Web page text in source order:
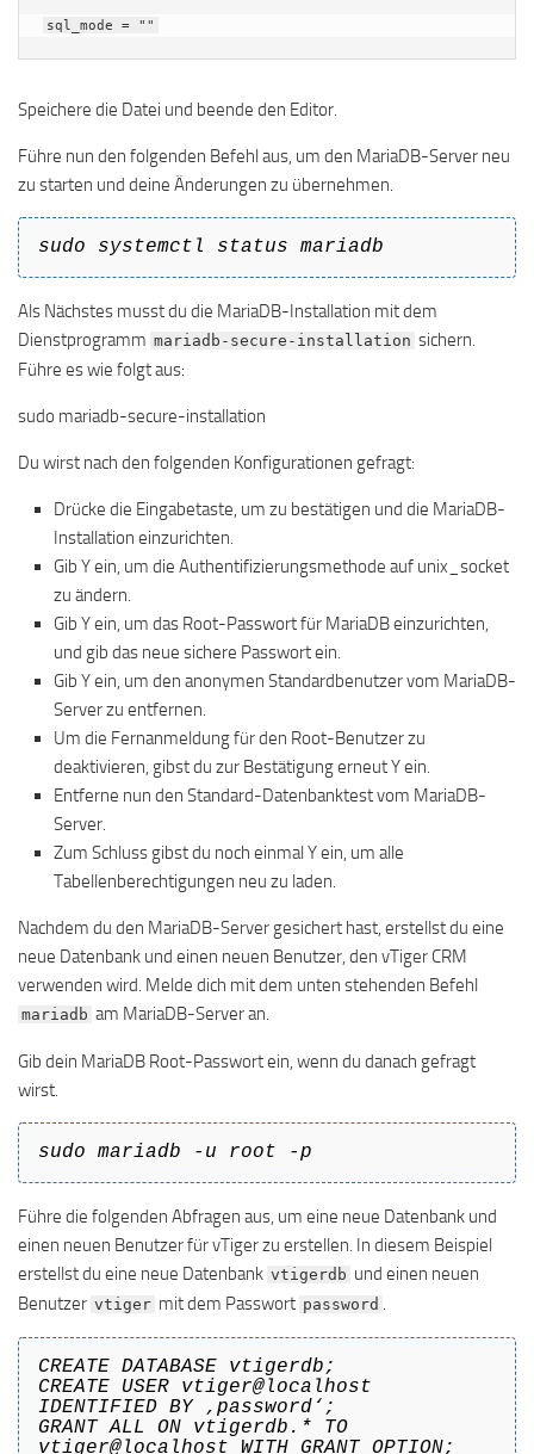
Speichere die Datei und beende den Editor.
Führe nun den folgenden Befehl aus, um den MariaDB-Server neu
zu starten und deine Änderungen zu übernehmen.
sudo systemctl status mariadb
Als Nächstes musst du die MariaDB-Installation mit dem
Dienstprogramm mariadb-secure-installation sichern.
Führe es wie folgt aus:
sudo mariadb-secure-installation
Du wirst nach den folgenden Konfigurationen gefragt:
Drücke die Eingabetaste, um zu bestätigen und die MariaDB-
Installation einzurichten.
Gib Y ein, um die Authentifizierungsmethode auf unix_socket
zu ändern.
Gib Y ein, um das Root-Passwort für MariaDB einzurichten,
und gib das neue sichere Passwort ein.
Gib Y ein, um den anonymen Standardbenutzer vom MariaDB-
Server zu entfernen.
Um die Fernanmeldung für den Root-Benutzer zu
deaktivieren, gibst du zur Bestätigung erneut Y ein.
Entferne nun den Standard-Datenbanktest vom MariaDB-
Server.
Zum Schluss gibst du noch einmal Y ein, um alle
Tabellenberechtigungen neu zu laden.
Nachdem du den MariaDB-Server gesichert hast, erstellst du eine
neue Datenbank und einen neuen Benutzer, den vTiger CRM
verwenden wird. Melde dich mit dem unten stehenden Befehl
mariadb am MariaDB-Server an.
Gib dein MariaDB Root-Passwort ein, wenn du danach gefragt
wirst.
sudo mariadb -u root -p
Führe die folgenden Abfragen aus, um eine neue Datenbank und
einen neuen Benutzer für vTiger zu erstellen. In diesem Beispiel
erstellst du eine neue Datenbank vtigerdb und einen neuen
Benutzer vtiger mit dem Passwort password .
CREATE DATABASE vtigerdb;
CREATE USER vtiger@localhost
IDENTIFIED BY ‚password‘;
GRANT ALL ON vtigerdb.* TO
vtiger@localhost WITH GRANT OPTION;